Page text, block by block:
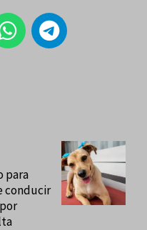
para
conducir